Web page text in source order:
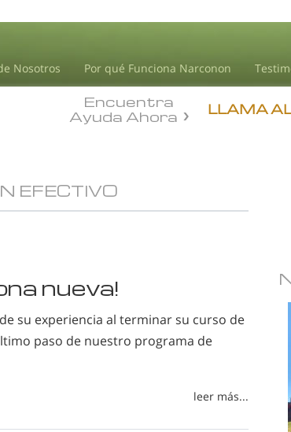
Nosotros Por qué Funciona Narconon
LLAMA
Encuentra
Ayuda Ahora
EFECTIVO
nueva!
su experiencia al terminar su curso de
paso de nuestro programa de
leer más...